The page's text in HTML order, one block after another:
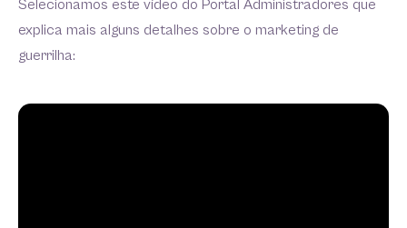
Selecionamos este vídeo do Portal Administradores que
explica mais alguns detalhes sobre o marketing de
guerrilha: